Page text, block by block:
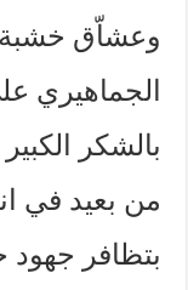
وعشاّق خشبة
الجماهيري
بالشكر
من بعيد في
بتظافر جهود